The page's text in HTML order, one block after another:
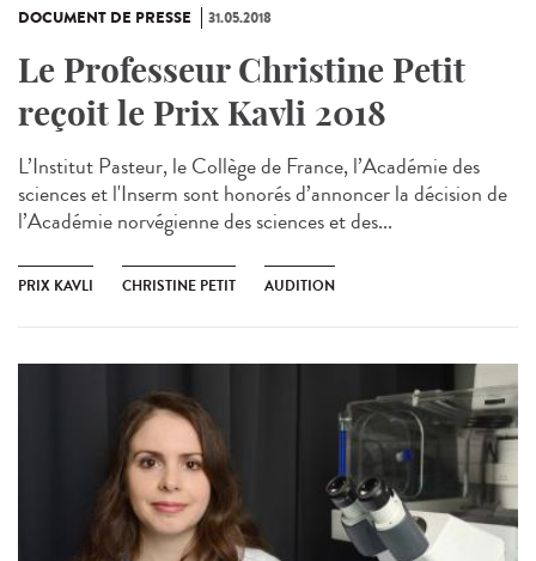
DOCUMENT DE PRESSE 31.05.2018
Le Professeur Christine Petit
reçoit le Prix Kavli 2018
L’Institut Pasteur, le Collège de France, l’Académie des
sciences et l'Inserm sont honorés d’annoncer la décision de
l’Académie norvégienne des sciences et des...
PRIX KAVLI CHRISTINE PETIT AUDITION